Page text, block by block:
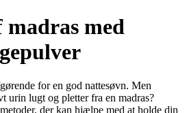
med
for en god nattesøvn. Men
urin lugt og pletter fra en madras?
der kan hjælpe med at holde din